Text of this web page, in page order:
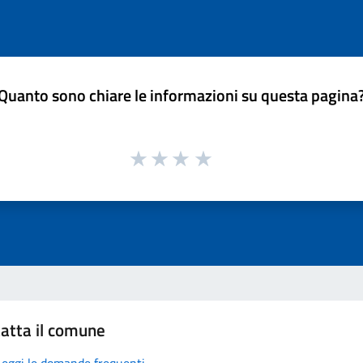
sono chiare le informazioni su questa
il comune